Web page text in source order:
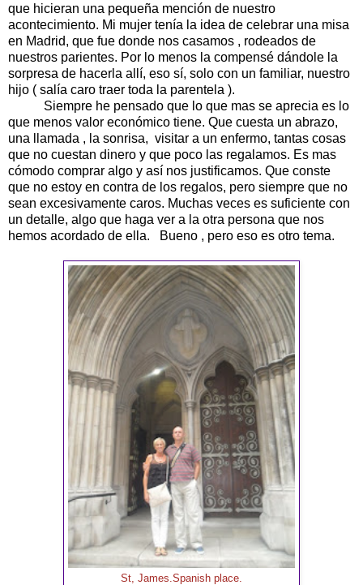
que hicieran una pequeña mención de nuestro
acontecimiento. Mi mujer tenía la idea de celebrar una misa
en Madrid, que fue donde nos casamos , rodeados de
nuestros parientes. Por lo menos la compensé dándole la
sorpresa de hacerla allí, eso sí, solo con un familiar, nuestro
hijo ( salía caro traer toda la parentela ).
Siempre he pensado que lo que mas se aprecia es lo
que menos valor económico tiene. Que cuesta un abrazo,
una llamada , la sonrisa, visitar a un enfermo, tantas cosas
que no cuestan dinero y que poco las regalamos. Es mas
cómodo comprar algo y así nos justificamos. Que conste
que no estoy en contra de los regalos, pero siempre que no
sean excesivamente caros. Muchas veces es suficiente con
un detalle, algo que haga ver a la otra persona que nos
hemos acordado de ella. Bueno , pero eso es otro tema.
St, James.Spanish place.